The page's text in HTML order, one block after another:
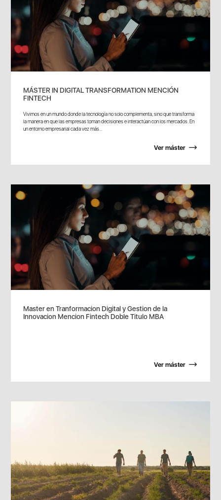
MÁSTER IN DIGITAL TRANSFORMATION MENCIÓN
FINTECH
Vivimos en un mundo donde la tecnología no solo complementa, sino que transforma
la manera en que las empresas toman decisiones e interactúan con los mercados. En
un entorno empresarial cada vez más...
Ver máster
Master en Tranformacion Digital y Gestion de la
Innovacion Mencion Fintech Doble Titulo MBA
Ver máster